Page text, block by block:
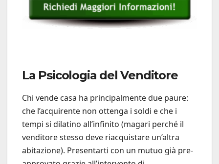
La Psicologia del Venditore
Chi vende casa ha principalmente due paure:
che l’acquirente non ottenga i soldi e che i
tempi si dilatino all’infinito (magari perché il
venditore stesso deve riacquistare un’altra
abitazione). Presentarti con un mutuo già pre-